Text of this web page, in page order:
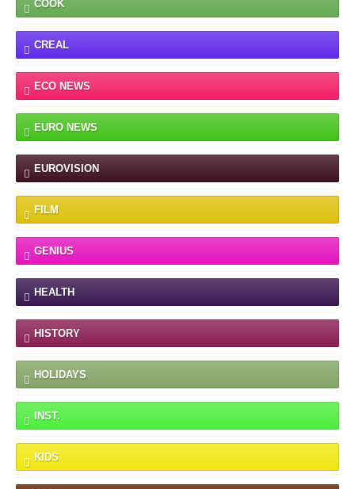
COOK
CREAL
ECO NEWS
EURO NEWS
EUROVISION
FILM
GENIUS
HEALTH
HISTORY
HOLIDAYS
INST.
KIDS